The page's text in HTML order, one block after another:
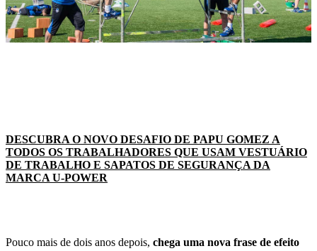
DESCUBRA O NOVO DESAFIO DE PAPU GOMEZ A
TODOS OS TRABALHADORES QUE USAM VESTUÁRIO
DE TRABALHO E SAPATOS DE SEGURANÇA DA
MARCA U-POWER
Pouco mais de dois anos depois, chega uma nova frase de efeito